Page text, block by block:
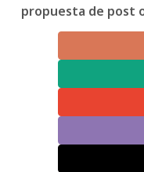
propuesta de post